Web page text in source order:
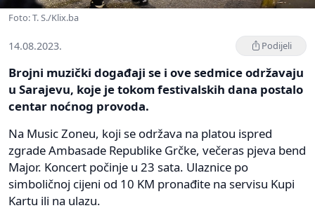
Foto: T. S./Klix.ba
14.08.2023. Podijeli
Brojni muzički događaji se i ove sedmice održavaju
u Sarajevu, koje je tokom festivalskih dana postalo
centar noćnog provoda.
Na Music Zoneu, koji se održava na platou ispred
zgrade Ambasade Republike Grčke, večeras pjeva bend
Major. Koncert počinje u 23 sata. Ulaznice po
simboličnoj cijeni od 10 KM pronađite na servisu Kupi
Kartu ili na ulazu.